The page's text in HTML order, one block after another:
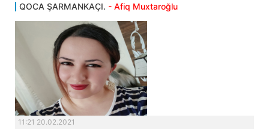
QOCA ŞARMANKAÇI. - Afiq Muxtaroğlu
11:21 20.02.2021